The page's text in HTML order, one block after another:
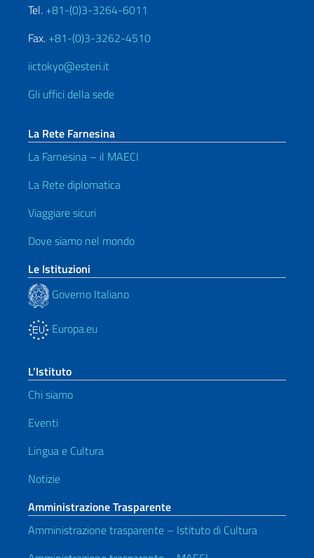
Tel. +81-(0)3-3264-6011
Fax. +81-(0)3-3262-4510
iictokyo@esteri.it
Gli uffici della sede
La Rete Farnesina
La Farnesina – il MAECI
La Rete diplomatica
Viaggiare sicuri
Dove siamo nel mondo
Le Istituzioni
Governo Italiano
Europa.eu
L’Istituto
Chi siamo
Eventi
Lingua e Cultura
Notizie
Amministrazione Trasparente
Amministrazione trasparente – Istituto di Cultura